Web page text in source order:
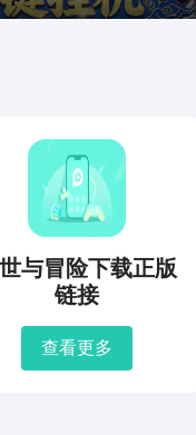
与冒险下载正版
链接
查看更多